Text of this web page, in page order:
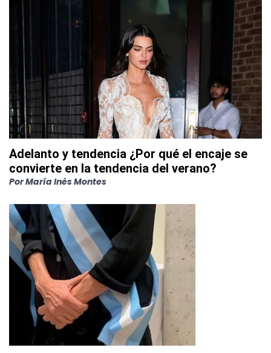
Adelanto y tendencia ¿Por qué el encaje se
convierte en la tendencia del verano?
PorMaría Inés Montes